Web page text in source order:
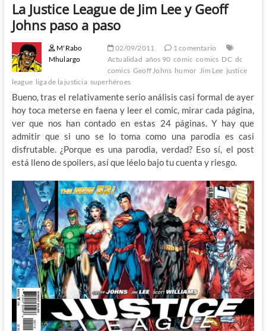
La Justice League de Jim Lee y Geoff
Johns paso a paso
M'Rabo
Mhulargo
02/09/2011
1 comentario
Actualidad años 90 cómic comics DC dc
comics Geoff Johns humor Jim Lee justice
league liga de la justicia superhéroes
Bueno, tras el relativamente serio análisis casi formal de ayer
hoy toca meterse en faena y leer el comic, mirar cada página,
ver que nos han contado en estas 24 páginas. Y hay que
admitir que si uno se lo toma como una parodia es casi
disfrutable. ¿Porque es una parodia, verdad? Eso sí, el post
está lleno de spoilers, así que léelo bajo tu cuenta y riesgo.